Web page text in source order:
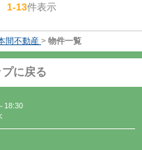
13件表示
間不動産 > 物件一覧
に戻る
18:30